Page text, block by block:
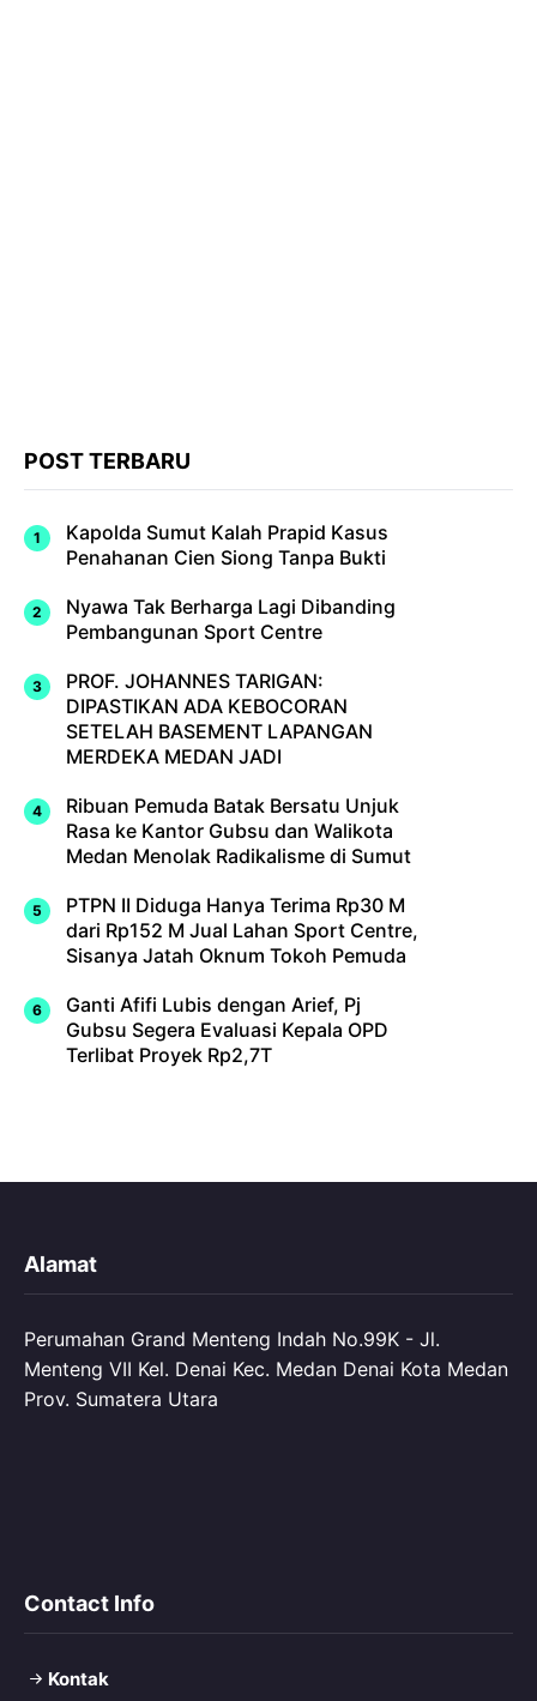
POST TERBARU
Kapolda Sumut Kalah Prapid Kasus
Penahanan Cien Siong Tanpa Bukti
Nyawa Tak Berharga Lagi Dibanding
Pembangunan Sport Centre
PROF. JOHANNES TARIGAN:
DIPASTIKAN ADA KEBOCORAN
SETELAH BASEMENT LAPANGAN
MERDEKA MEDAN JADI
Ribuan Pemuda Batak Bersatu Unjuk
Rasa ke Kantor Gubsu dan Walikota
Medan Menolak Radikalisme di Sumut
PTPN II Diduga Hanya Terima Rp30 M
dari Rp152 M Jual Lahan Sport Centre,
Sisanya Jatah Oknum Tokoh Pemuda
Ganti Afifi Lubis dengan Arief, Pj
Gubsu Segera Evaluasi Kepala OPD
Terlibat Proyek Rp2,7T
Alamat
Perumahan Grand Menteng Indah No.99K - Jl.
Menteng VII Kel. Denai Kec. Medan Denai Kota Medan
Prov. Sumatera Utara
Contact Info
Kontak